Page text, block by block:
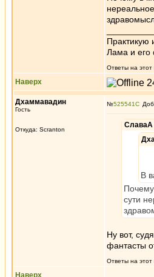
Практикую
Лама и его
Ответы на этот
Наверх
Дхаммавадин
Гость
Откуда: Scranton
№525541
СлаваА
В
сути
Ну вот,
фантасты
Ответы на этот
Наверх